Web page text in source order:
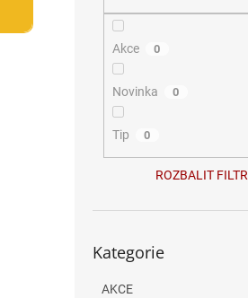
Akce 0
Novinka 0
Tip 0
ROZBALIT FILTR
kategorie
Kategorie
AKCE